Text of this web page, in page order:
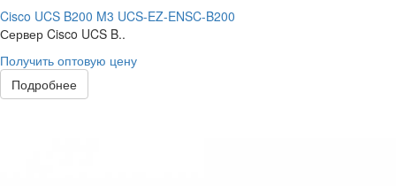
Cisco UCS B200 M3 UCS-EZ-ENSC-B200
Сервер Cisco UCS B..
Получить оптовую цену
Подробнее